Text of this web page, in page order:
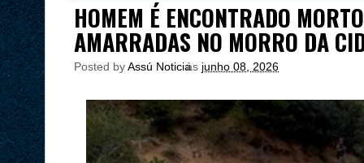
HOMEM É ENCONTRADO
AMARRADAS NO MORRO DA
Posted byAssú Noticia
às junho 08, 2026